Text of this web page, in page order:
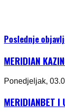
Poslednje
MERIDIAN
Ponedjeljak,